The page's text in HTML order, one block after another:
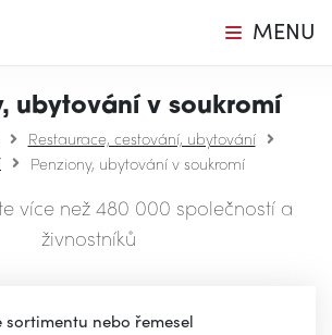
MENU
ubytování v soukromí
Restaurace, cestování, ubytování
Penziony, ubytování v soukromí
více než 480 000 společností a
živnostníků
sortimentu nebo řemesel